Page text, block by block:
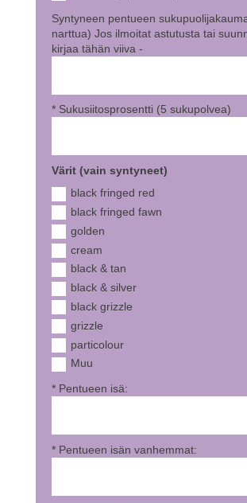
Syntyneen pentueen
narttua) Jos ilmoitat astutusta tai
kirjaa tähän viiva -
* Sukusiitosprosentti (5 sukupolvea)
Värit (vain syntyneet)
black fringed red
black fringed fawn
golden
cream
black & tan
black & silver
black grizzle
grizzle
particolour
Muu
* Pentueen isä:
* Pentueen isän vanhemmat: